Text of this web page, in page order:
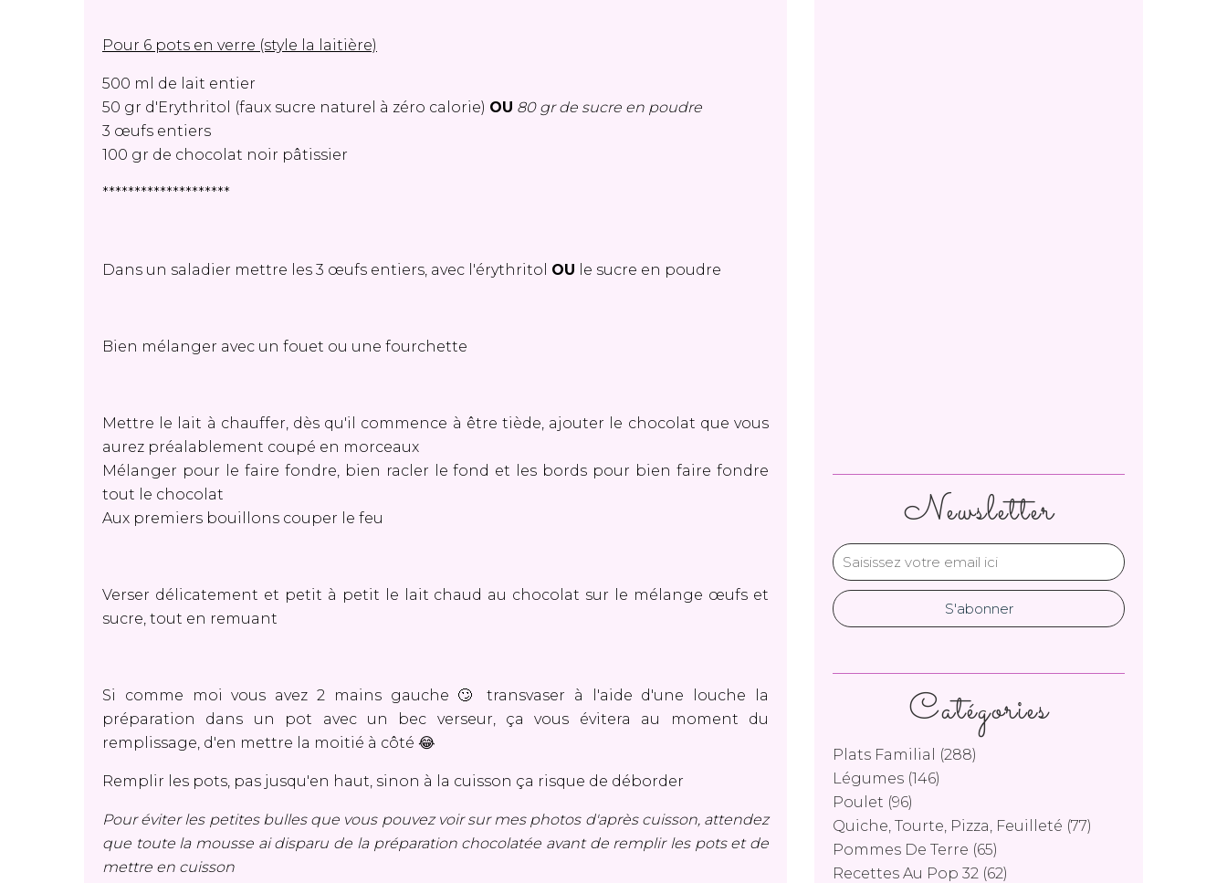
Pour 6 pots en verre (style la laitière)
500 ml de lait entier
50 gr d'Erythritol (faux sucre naturel à zéro calorie) OU 80 gr de sucre en poudre
3 œufs entiers
100 gr de chocolat noir pâtissier
********************
Dans un saladier mettre les 3 œufs entiers, avec l'érythritol OU le sucre en poudre
Bien mélanger avec un fouet ou une fourchette
Mettre le lait à chauffer, dès qu'il commence à être tiède, ajouter le chocolat que vous
aurez préalablement coupé en morceaux
Mélanger pour le faire fondre, bien racler le fond et les bords pour bien faire fondre
tout le chocolat
Aux premiers bouillons couper le feu
Verser délicatement et petit à petit le lait chaud au chocolat sur le mélange œufs et
sucre, tout en remuant
Si comme moi vous avez 2 mains gauche 🙄 transvaser à l'aide d'une louche la
préparation dans un pot avec un bec verseur, ça vous évitera au moment du
remplissage, d'en mettre la moitié à côté 😂
Remplir les pots, pas jusqu'en haut, sinon à la cuisson ça risque de déborder
Pour éviter les petites bulles que vous pouvez voir sur mes photos d'après cuisson, attendez
que toute la mousse ai disparu de la préparation chocolatée avant de remplir les pots et de
mettre en cuisson
Newsletter
Catégories
Plats Familial
(288)
Légumes (146)
Poulet (96)
Quiche, Tourte, Pizza, Feuilleté (77)
Pommes De Terre (65)
Recettes Au Pop 32 (62)